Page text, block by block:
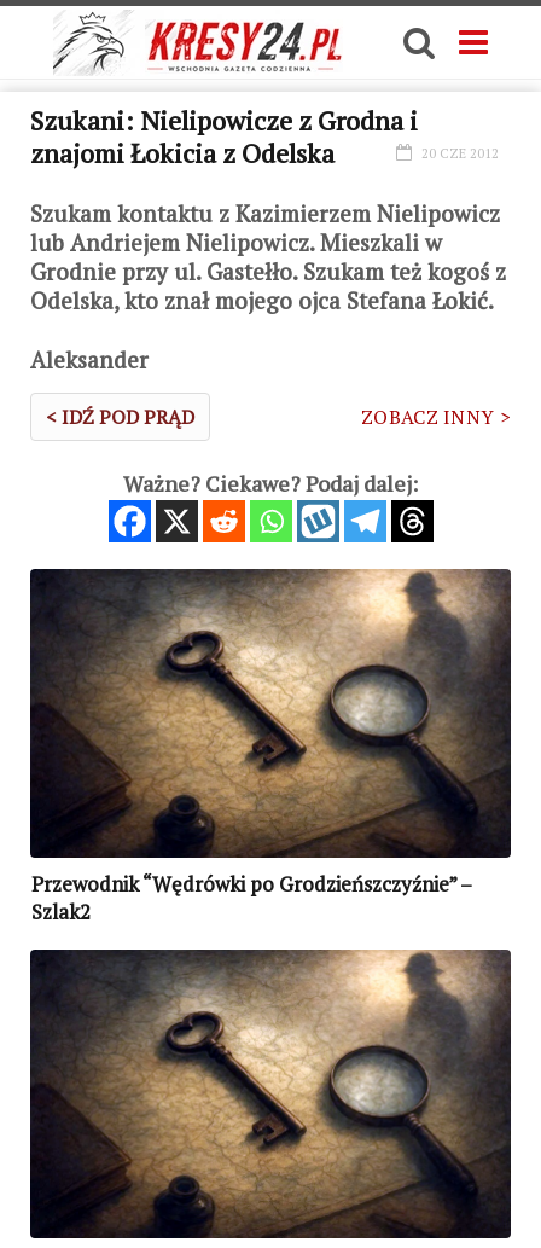
Szukani: Nielipowicze z Grodna i
znajomi Łokicia z Odelska
20 CZE 2012
Szukam kontaktu z Kazimierzem Nielipowicz
lub Andriejem Nielipowicz. Mieszkali w
Grodnie przy ul. Gastełło. Szukam też kogoś z
Odelska, kto znał mojego ojca Stefana Łokić.
Aleksander
< IDŹ POD PRĄD ZOBACZ INNY >
Ważne? Ciekawe? Podaj dalej:
Przewodnik “Wędrówki po Grodzieńszczyźnie” –
Szlak2